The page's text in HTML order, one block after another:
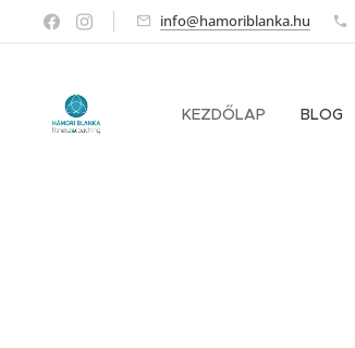
info@hamoriblanka.hu
KEZDŐLAP BLOG